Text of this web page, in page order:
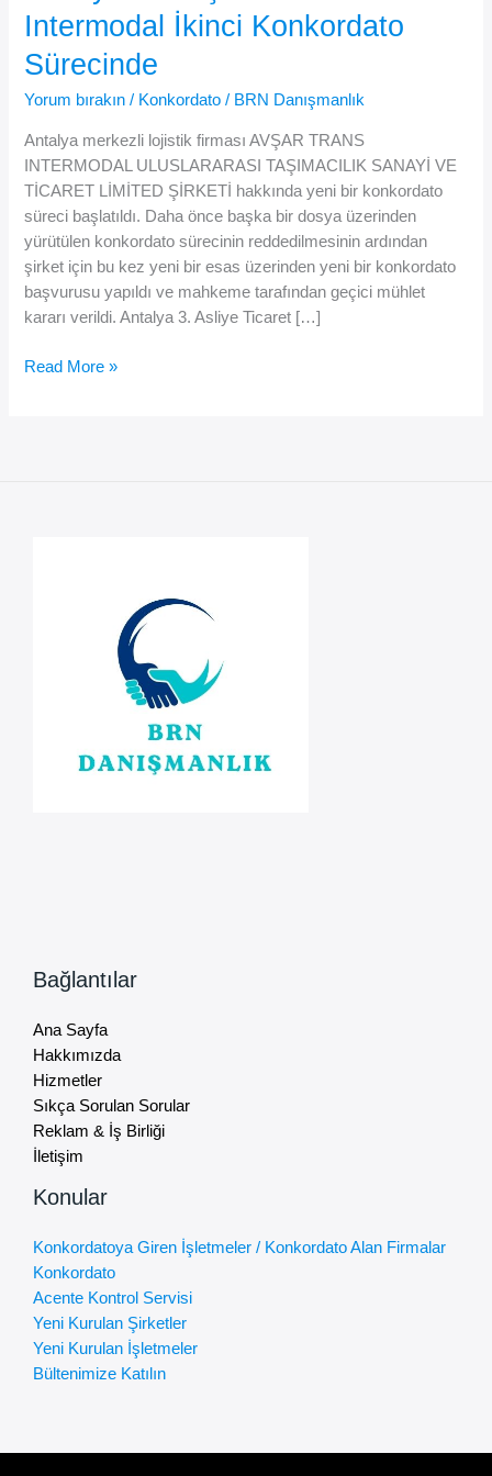
Intermodal İkinci Konkordato
Sürecinde
Yorum bırakın / Konkordato / BRN Danışmanlık
Antalya merkezli lojistik firması AVŞAR TRANS
INTERMODAL ULUSLARARASI TAŞIMACILIK SANAYİ VE
TİCARET LİMİTED ŞİRKETİ hakkında yeni bir konkordato
süreci başlatıldı. Daha önce başka bir dosya üzerinden
yürütülen konkordato sürecinin reddedilmesinin ardından
şirket için bu kez yeni bir esas üzerinden yeni bir konkordato
başvurusu yapıldı ve mahkeme tarafından geçici mühlet
kararı verildi. Antalya 3. Asliye Ticaret […]
Antalya’da
Read More »
Bağlantılar
Ana Sayfa
Hakkımızda
Hizmetler
Sıkça Sorulan Sorular
Reklam & İş Birliği
İletişim
Konular
Konkordatoya Giren İşletmeler / Konkordato Alan Firmalar
Konkordato
Acente Kontrol Servisi
Yeni Kurulan Şirketler
Yeni Kurulan İşletmeler
Bültenimize Katılın